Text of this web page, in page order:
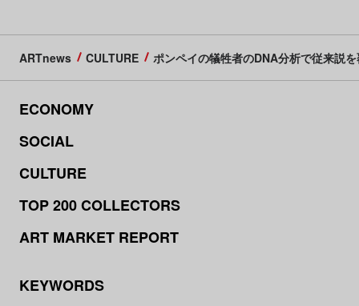
ARTnews CULTURE ポンペイの犠牲者のDNA分析で従来説
ECONOMY
SOCIAL
CULTURE
TOP 200 COLLECTORS
ART MARKET REPORT
KEYWORDS